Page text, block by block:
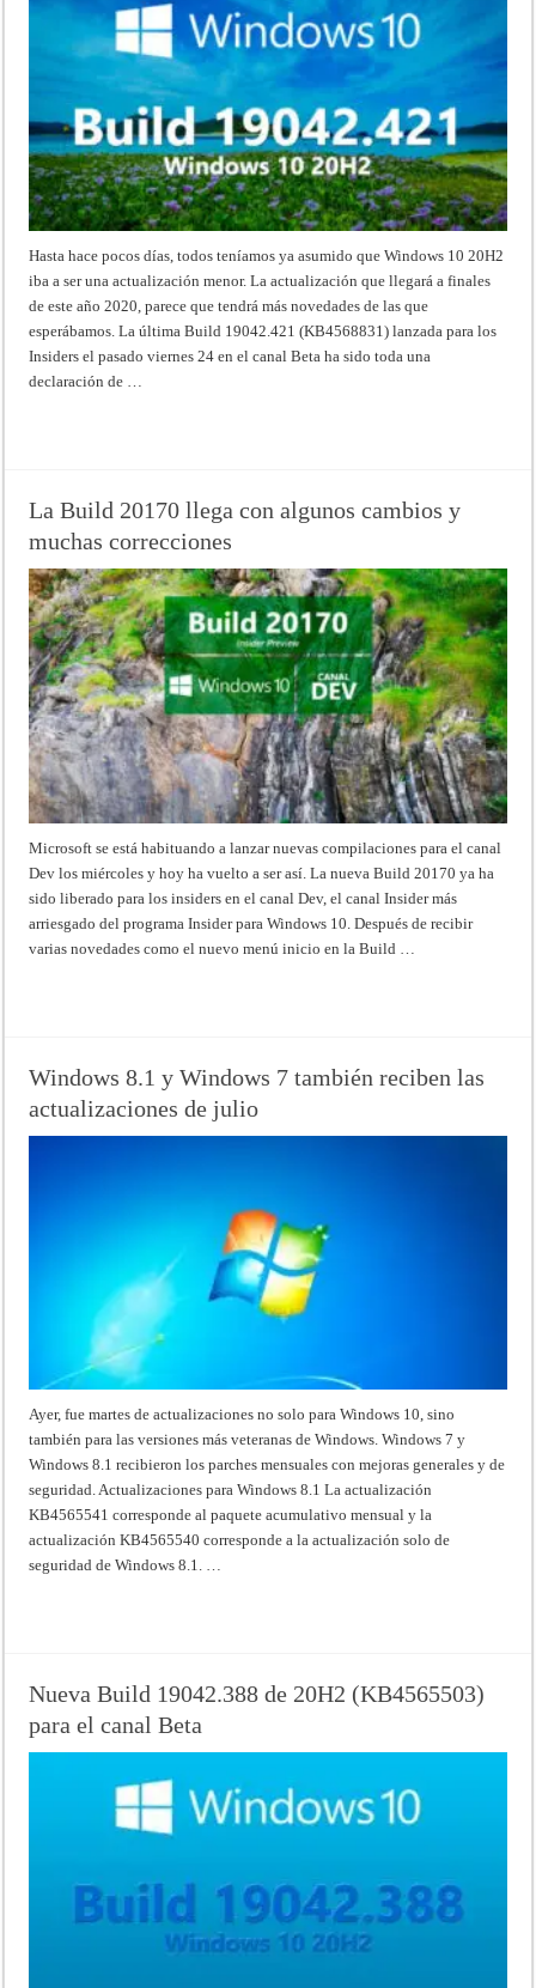
Hasta hace pocos días, todos teníamos ya asumido que Windows 10 20H2
iba a ser una actualización menor. La actualización que llegará a finales
de este año 2020, parece que tendrá más novedades de las que
esperábamos. La última Build 19042.421 (KB4568831) lanzada para los
Insiders el pasado viernes 24 en el canal Beta ha sido toda una
declaración de …
La Build 20170 llega con algunos cambios y
muchas correcciones
Microsoft se está habituando a lanzar nuevas compilaciones para el canal
Dev los miércoles y hoy ha vuelto a ser así. La nueva Build 20170 ya ha
sido liberado para los insiders en el canal Dev, el canal Insider más
arriesgado del programa Insider para Windows 10. Después de recibir
varias novedades como el nuevo menú inicio en la Build …
Windows 8.1 y Windows 7 también reciben las
actualizaciones de julio
Ayer, fue martes de actualizaciones no solo para Windows 10, sino
también para las versiones más veteranas de Windows. Windows 7 y
Windows 8.1 recibieron los parches mensuales con mejoras generales y de
seguridad. Actualizaciones para Windows 8.1 La actualización
KB4565541 corresponde al paquete acumulativo mensual y la
actualización KB4565540 corresponde a la actualización solo de
seguridad de Windows 8.1. …
Nueva Build 19042.388 de 20H2 (KB4565503)
para el canal Beta